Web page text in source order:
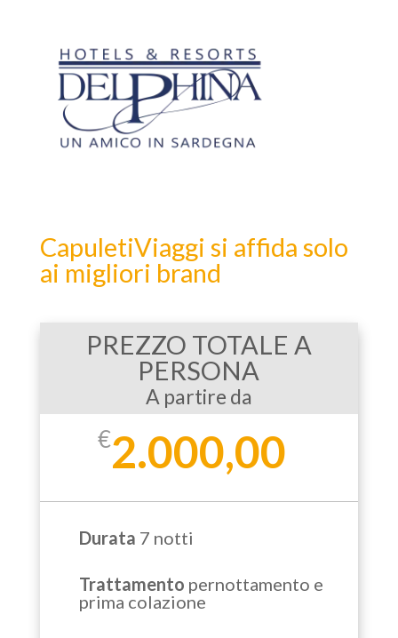
CapuletiViaggi si affida solo
ai migliori brand
PREZZO TOTALE A
PERSONA
A partire da
€2.000,00
Durata 7 notti
Trattamento pernottamento e
prima colazione